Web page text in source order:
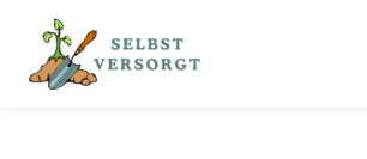
Inhalt
springen